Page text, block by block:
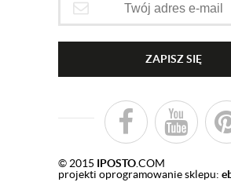
ZAPISZ SIĘ
© 2015 IPOSTO.COM
projekti oprogramowanie sklepu: